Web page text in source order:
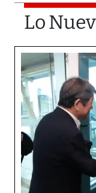
Lo